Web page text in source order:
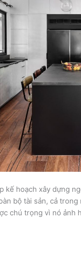
kế hoạch xây dựng
bộ tài sản, cả
chú trọng vì nó ảnh